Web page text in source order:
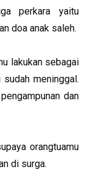
perkara yaitu
doa anak saleh.
lakukan sebagai
meninggal.
dan
orangtuamu
di surga.